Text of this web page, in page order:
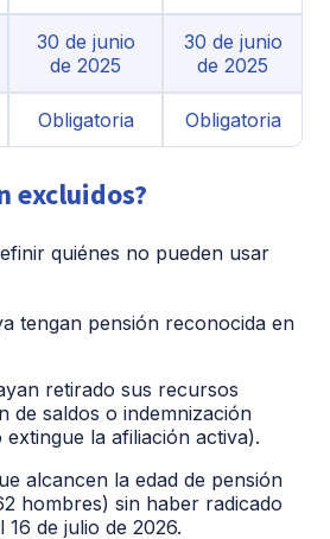
30 de junio
de 2025
30 de junio
de 2025
Obligatoria Obligatoria
excluidos?
quiénes no pueden usar
tengan pensión reconocida en
retirado sus recursos
de saldos o indemnización
la afiliación activa).
alcancen la edad de pensión
hombres) sin haber radicado
16 de julio de 2026.